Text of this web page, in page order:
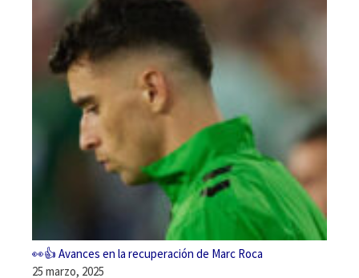
👀👍 Avances en la recuperación de Marc Roca
25 marzo, 2025